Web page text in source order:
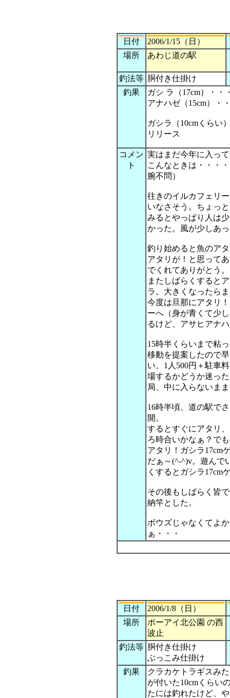
日付
2006/1/15（日）
場所
あわじ道の駅
釣法等 胴付き仕掛け
釣果
ガシ ラ（17cm）・・
アナハゼ（15cm）・
ガシラ（10cmくらい
リリース
コメン
ト
実はまだ今年に入っ
こんなときは・・・
腕不問）
往きのイルカフェリ
いなさそう。ちょっ
みるとやっぱり人は
かった。風が少しあ
釣り始めると魚のア
アタリが！と思って
でくれてありがとう
またしばらくすると
ラ。大きくなったら
今度は旦那にアタリ
ーへ（身が青くて少
るけど、アサヒアナ
15時半くらいまで粘
移動を提案したので
い。1人500円＋駐車
場するかどうか迷っ
局、中に入らないま
16時半頃、道の駅で
開。
するとすぐにアタリ
ろ時合いかなぁ？で
アタリ！ガシラ17cm
だぁ～(^-^)v。遊んで
くするとガシラ17cm
その後もしばらく皆
納竿とした。
ボウズじゃなくてよ
ぁ・・・
日付
2006/1/8（日）
場所
ポーアイ北公園 の西
波止
釣法等 胴付き仕掛け
ぶっこみ仕掛け
釣果
クラカケトラギスみ
が付いた10cmくらい
たには釣れたけど、